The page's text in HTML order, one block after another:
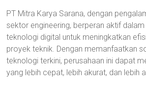
PT Mitra Karya Sarana, dengan
sektor engineering, berperan aktif
teknologi digital untuk meningkatkan
proyek teknik. Dengan memanfaatkan
teknologi terkini, perusahaan ini dapat
yang lebih cepat, lebih akurat, dan lebih